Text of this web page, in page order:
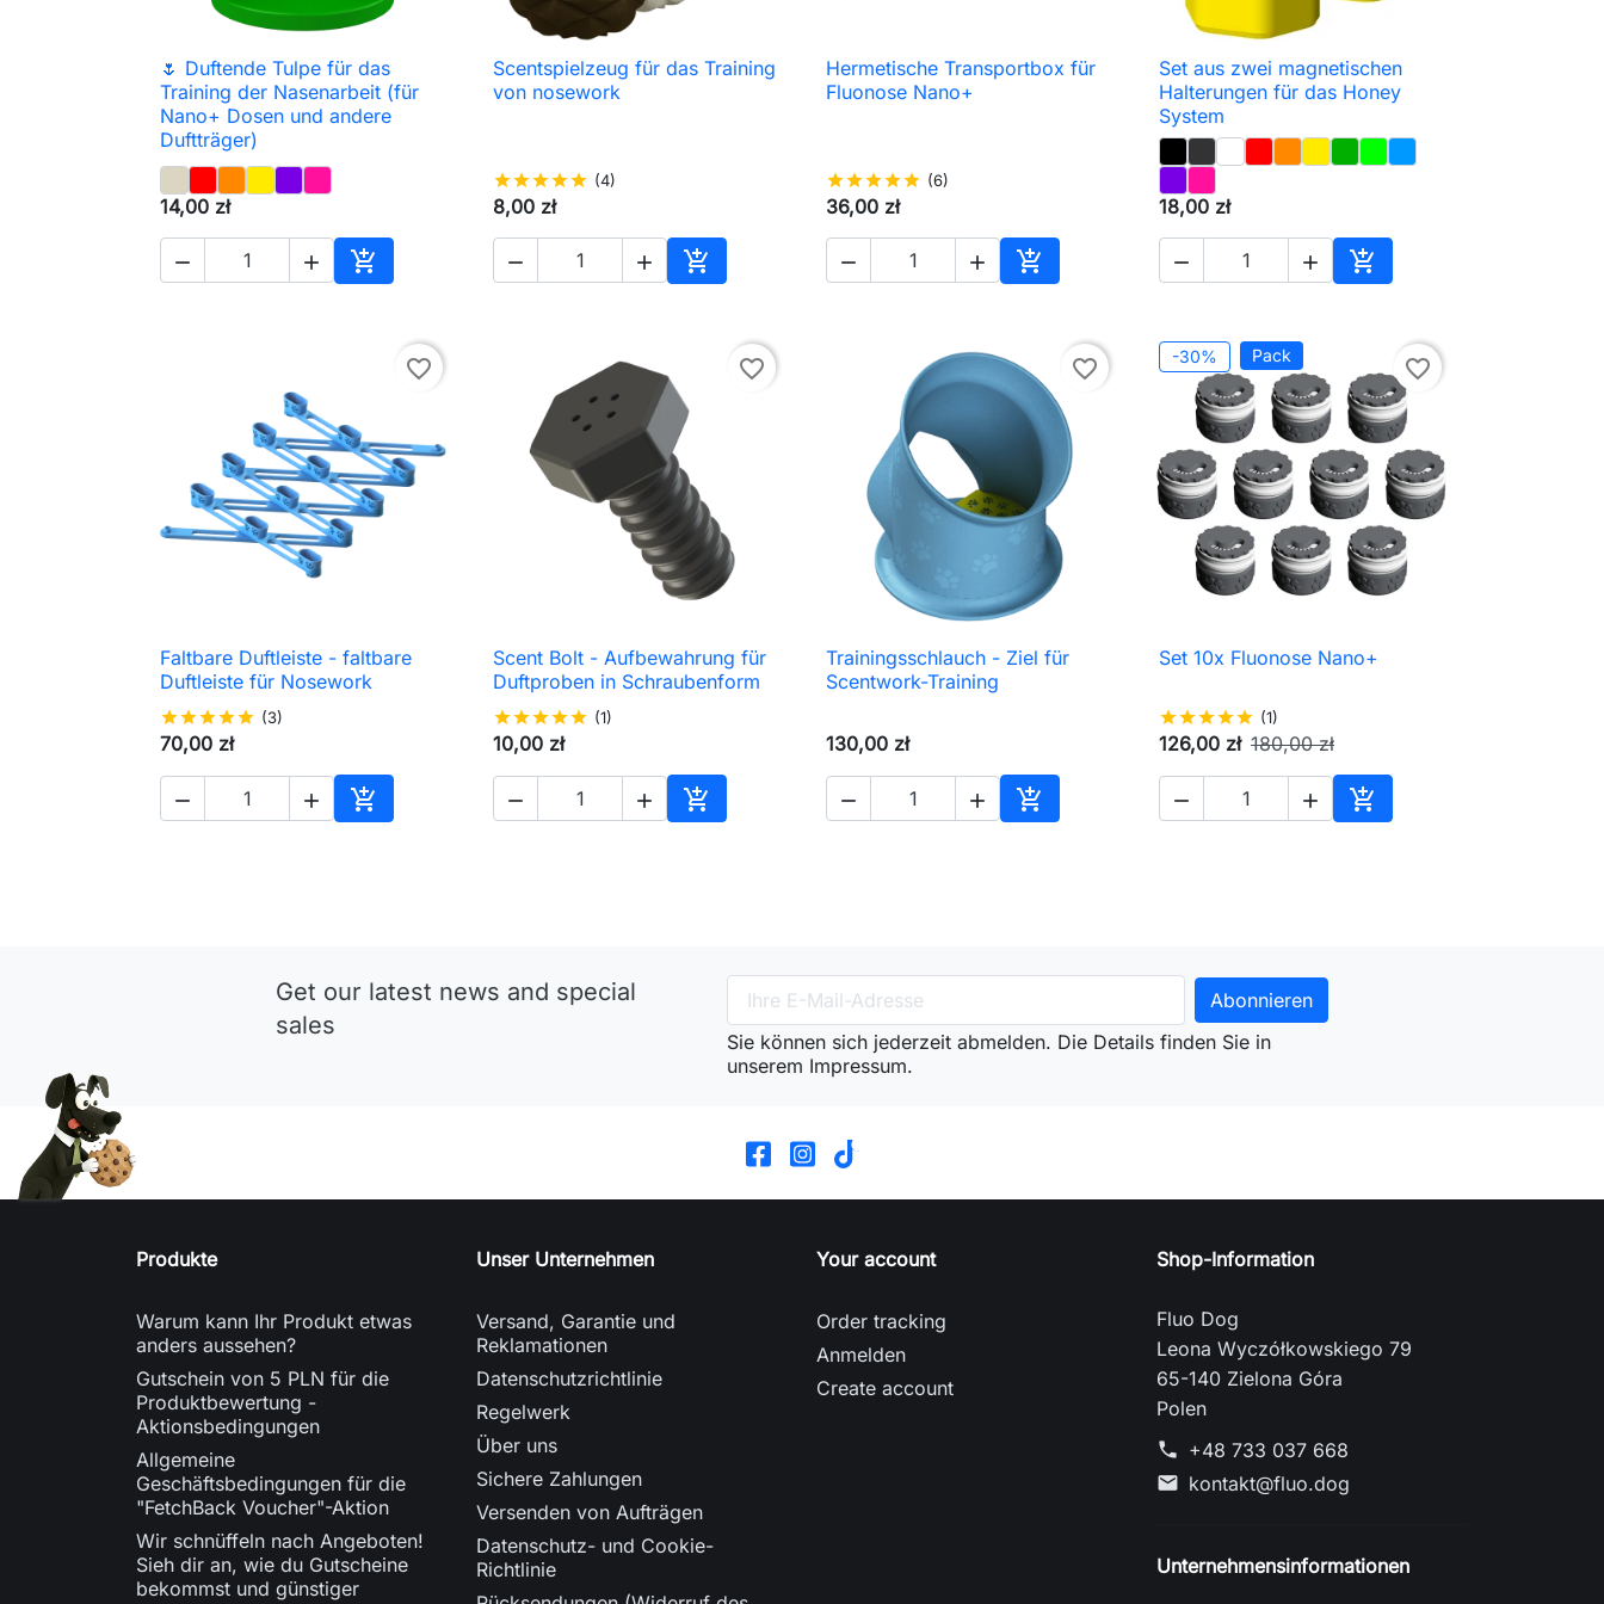
 Schnellansicht
🌷 Duftende Tulpe für das
Training der Nasenarbeit (für
Nano+ Dosen und andere
Duftträger)
14,00 zł
  
In den Warenkorb
 Schnellansicht
Scentspielzeug für das Training
von nosework
starstarstarstarstar (4)
8,00 zł
  
In den Warenkorb
 Schnellansicht
Hermetische Transportbox für
Fluonose Nano+
starstarstarstarstar (6)
36,00 zł
  
In den Warenkorb
 Schnellansicht
Set aus zwei magnetischen
Halterungen für das Honey
System
18,00 zł
  
In den Warenkorb
favorite_border
 Schnellansicht
Faltbare Duftleiste - faltbare
Duftleiste für Nosework
starstarstarstarstar (3)
70,00 zł
  
In den Warenkorb
favorite_border
 Schnellansicht
Scent Bolt - Aufbewahrung für
Duftproben in Schraubenform
starstarstarstarstar (1)
10,00 zł
  
In den Warenkorb
favorite_border
 Schnellansicht
Trainingsschlauch - Ziel für
Scentwork-Training
130,00 zł
  
In den Warenkorb
-30% Pack favorite_border
 Schnellansicht
Set 10x Fluonose Nano+
starstarstarstarstar (1)
126,00 zł 180,00 zł
  
In den Warenkorb
Get our latest news and special
sales
Sie können sich jederzeit abmelden. Die Details finden Sie in
unserem Impressum.
Produkte
Warum kann Ihr Produkt etwas
anders aussehen?
Gutschein von 5 PLN für die
Produktbewertung -
Aktionsbedingungen
Allgemeine
Geschäftsbedingungen für die
"FetchBack Voucher"-Aktion
Wir schnüffeln nach Angeboten!
Sieh dir an, wie du Gutscheine
bekommst und günstiger
Unser Unternehmen
Versand, Garantie und
Reklamationen
Datenschutzrichtlinie
Regelwerk
Über uns
Sichere Zahlungen
Versenden von Aufträgen
Datenschutz- und Cookie-
Richtlinie
Your account
Order tracking
Anmelden
Create account
Shop-Information
Fluo Dog
Leona Wyczółkowskiego 79
65-140 Zielona Góra
Polen
phone +48 733 037 668
mail kontakt@fluo.dog
Unternehmensinformationen